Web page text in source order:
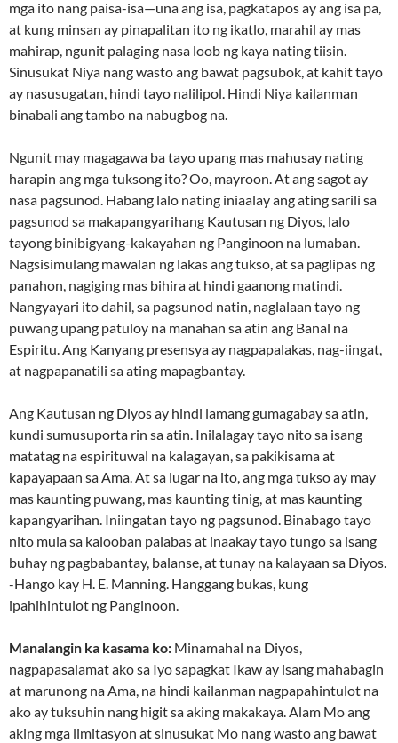
mga ito nang paisa-isa—una ang isa, pagkatapos ay ang isa pa,
at kung minsan ay pinapalitan ito ng ikatlo, marahil ay mas
mahirap, ngunit palaging nasa loob ng kaya nating tiisin.
Sinusukat Niya nang wasto ang bawat pagsubok, at kahit tayo
ay nasusugatan, hindi tayo nalilipol. Hindi Niya kailanman
binabali ang tambo na nabugbog na.
Ngunit may magagawa ba tayo upang mas mahusay nating
harapin ang mga tuksong ito? Oo, mayroon. At ang sagot ay
nasa pagsunod. Habang lalo nating iniaalay ang ating sarili sa
pagsunod sa makapangyarihang Kautusan ng Diyos, lalo
tayong binibigyang-kakayahan ng Panginoon na lumaban.
Nagsisimulang mawalan ng lakas ang tukso, at sa paglipas ng
panahon, nagiging mas bihira at hindi gaanong matindi.
Nangyayari ito dahil, sa pagsunod natin, naglalaan tayo ng
puwang upang patuloy na manahan sa atin ang Banal na
Espiritu. Ang Kanyang presensya ay nagpapalakas, nag-iingat,
at nagpapanatili sa ating mapagbantay.
Ang Kautusan ng Diyos ay hindi lamang gumagabay sa atin,
kundi sumusuporta rin sa atin. Inilalagay tayo nito sa isang
matatag na espirituwal na kalagayan, sa pakikisama at
kapayapaan sa Ama. At sa lugar na ito, ang mga tukso ay may
mas kaunting puwang, mas kaunting tinig, at mas kaunting
kapangyarihan. Iniingatan tayo ng pagsunod. Binabago tayo
nito mula sa kalooban palabas at inaakay tayo tungo sa isang
buhay ng pagbabantay, balanse, at tunay na kalayaan sa Diyos.
-Hango kay H. E. Manning. Hanggang bukas, kung
ipahihintulot ng Panginoon.
Manalangin ka kasama ko: Minamahal na Diyos,
nagpapasalamat ako sa Iyo sapagkat Ikaw ay isang mahabagin
at marunong na Ama, na hindi kailanman nagpapahintulot na
ako ay tuksuhin nang higit sa aking makakaya. Alam Mo ang
aking mga limitasyon at sinusukat Mo nang wasto ang bawat